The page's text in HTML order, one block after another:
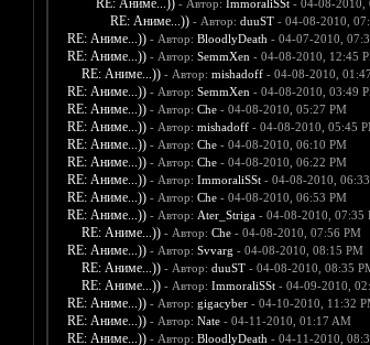
RE: Аниме...)) - Автор: ImmoraliSSt- 04-08-2010,
RE: Аниме...)) - Автор: duuST- 04-08-2010,
RE: Аниме...)) - Автор: BloodlyDeath - 04-07-2010,
RE: Аниме...)) - Автор: SemmXen - 04-08-2010, 12:45
RE: Аниме...)) - Автор: mishadoff- 04-08-2010,
RE: Аниме...)) - Автор: SemmXen - 04-08-2010, 03:49
RE: Аниме...)) - Автор: Che- 04-08-2010, 05:27 PM
RE: Аниме...)) - Автор: mishadoff- 04-08-2010, 05:45
RE: Аниме...)) - Автор: Che- 04-08-2010, 06:10 PM
RE: Аниме...)) - Автор: Che- 04-08-2010, 06:22 PM
RE: Аниме...)) - Автор: ImmoraliSSt- 04-08-2010,
RE: Аниме...)) - Автор: Che- 04-08-2010, 06:53 PM
RE: Аниме...)) - Автор: Ater_Striga- 04-08-2010, 07:35
RE: Аниме...)) - Автор: Che- 04-08-2010, 07:56 PM
RE: Аниме...)) - Автор: Svvarg - 04-08-2010, 08:15 PM
RE: Аниме...)) - Автор: duuST- 04-08-2010, 08:35
RE: Аниме...)) - Автор: ImmoraliSSt- 04-09-2010,
RE: Аниме...)) - Автор: gigacyber- 04-10-2010, 11:32
RE: Аниме...)) - Автор: Nate- 04-11-2010, 01:17 AM
RE: Аниме...)) - Автор: BloodlyDeath - 04-11-2010,